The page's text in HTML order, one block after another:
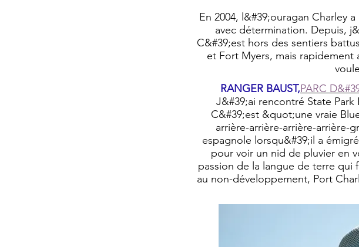
En 2004, l&#39;ouragan Charley
avec détermination. Depuis,
C&#39;est hors des sentiers
et Fort Myers, mais rapidement
RANGER BAUST,PARC
J&#39;ai rencontré State
C&#39;est &quot;une vraie
arrière-arrière-arrière-arrière-
espagnole lorsqu&#39;il a
pour voir un nid de pluvier en
passion de la langue de terre qui
au non-développement, Port